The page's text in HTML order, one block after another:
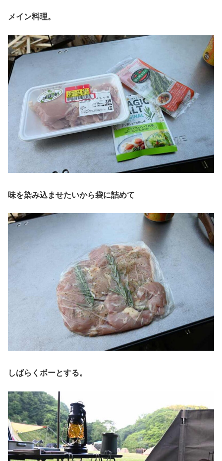
メイン料理。
味を染み込ませたいから袋に詰めて
しばらくボーとする。